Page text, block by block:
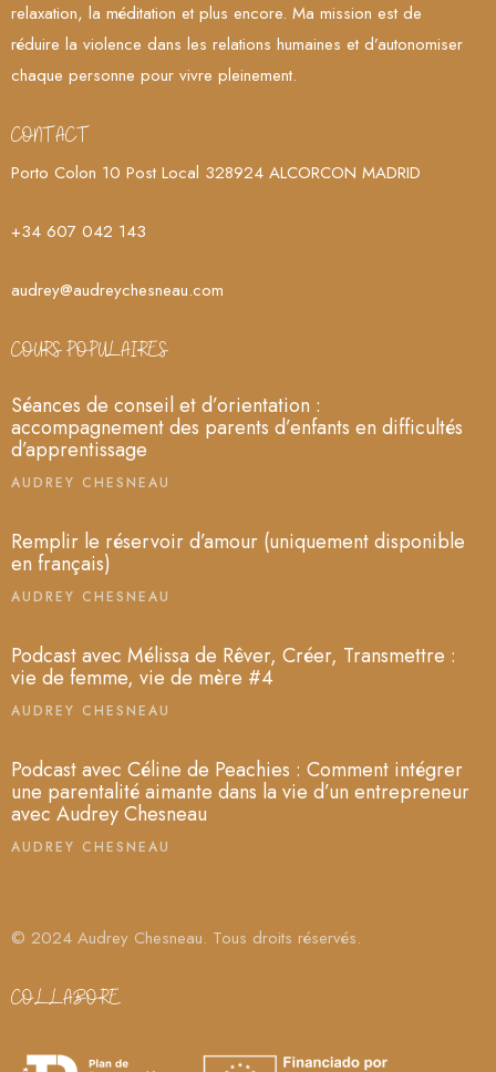
relaxation, la méditation et plus encore. Ma mission est de
réduire la violence dans les relations humaines et d’autonomiser
chaque personne pour vivre pleinement.
CONTACT
Porto Colon 10 Post Local 328924 ALCORCON MADRID
+34 607 042 143
audrey@audreychesneau.com
COURS POPULAIRES
Séances de conseil et d’orientation :
accompagnement des parents d’enfants en difficultés
d’apprentissage
AUDREY CHESNEAU
Remplir le réservoir d’amour (uniquement disponible
en français)
AUDREY CHESNEAU
Podcast avec Mélissa de Rêver, Créer, Transmettre :
vie de femme, vie de mère #4
AUDREY CHESNEAU
Podcast avec Céline de Peachies : Comment intégrer
une parentalité aimante dans la vie d’un entrepreneur
avec Audrey Chesneau
AUDREY CHESNEAU
© 2024 Audrey Chesneau. Tous droits réservés.
COLLABORE